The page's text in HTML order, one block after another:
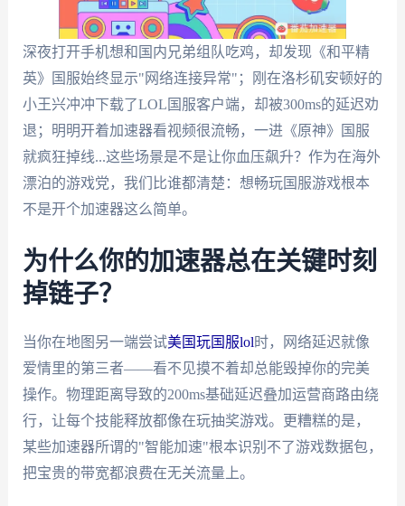
深夜打开手机想和国内兄弟组队吃鸡，却发现《和平精
英》国服始终显示"网络连接异常"；刚在洛杉矶安顿好的
小王兴冲冲下载了LOL国服客户端，却被300ms的延迟劝
退；明明开着加速器看视频很流畅，一进《原神》国服
就疯狂掉线...这些场景是不是让你血压飙升？作为在海外
漂泊的游戏党，我们比谁都清楚：想畅玩国服游戏根本
不是开个加速器这么简单。
为什么你的加速器总在关键时刻
掉链子？
当你在地图另一端尝试美国玩国服lol时，网络延迟就像
爱情里的第三者——看不见摸不着却总能毁掉你的完美
操作。物理距离导致的200ms基础延迟叠加运营商路由绕
行，让每个技能释放都像在玩抽奖游戏。更糟糕的是，
某些加速器所谓的"智能加速"根本识别不了游戏数据包，
把宝贵的带宽都浪费在无关流量上。